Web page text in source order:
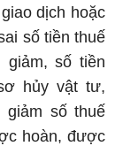
dịch hoặc
số tiền thuế
giảm, số tiền
hủy vật tư,
giảm số thuế
hoàn, được